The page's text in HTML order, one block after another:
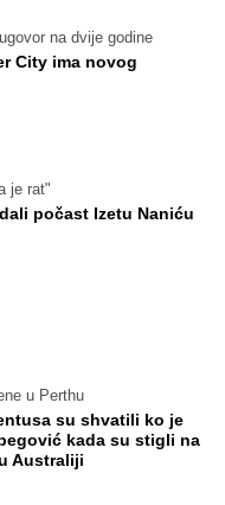
na dvije godine
City ima novog
je rat"
počast Izetu Naniću
u Perthu
su shvatili ko je
kada su stigli na
Australiji